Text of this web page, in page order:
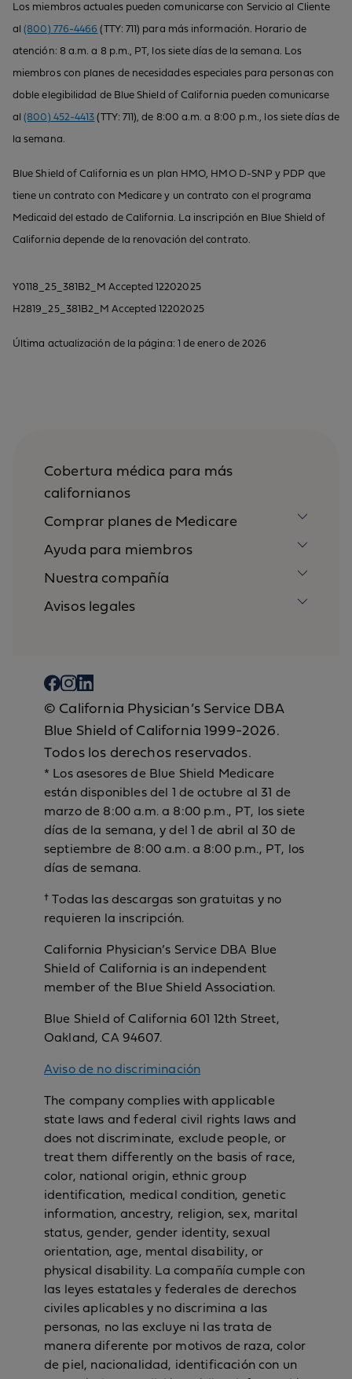
Los miembros actuales pueden comunicarse con Servicio al Cliente
al(800) 776-4466 (TTY: 711) para más información. Horario de
atención: 8 a.m. a 8 p.m., PT, los siete días de la semana. Los
miembros con planes de necesidades especiales para personas con
doble elegibilidad de Blue Shield of California pueden comunicarse
al(800) 452-4413 (TTY: 711), de 8:00 a.m. a 8:00 p.m., los siete días de
la semana.
Blue Shield of California es un plan HMO, HMO D-SNP y PDP que
tiene un contrato con Medicare y un contrato con el programa
Medicaid del estado de California. La inscripción en Blue Shield of
California depende de la renovación del contrato.
Y0118_25_381B2_M Accepted 12202025
H2819_25_381B2_M Accepted 12202025
Última actualización de la página: 1 de enero de 2026
Cobertura médica para más
californianos
Comprar planes de Medicare
Ayuda para miembros
Nuestra compañía
Avisos legales
© California Physician’s Service DBA
Blue Shield of California 1999-2026.
Todos los derechos reservados.
* Los asesores de Blue Shield Medicare
están disponibles del 1 de octubre al 31 de
marzo de 8:00 a.m. a 8:00 p.m., PT, los siete
días de la semana, y del 1 de abril al 30 de
septiembre de 8:00 a.m. a 8:00 p.m., PT, los
días de semana.
† Todas las descargas son gratuitas y no
requieren la inscripción.
California Physician’s Service DBA Blue
Shield of California is an independent
member of the Blue Shield Association.
Blue Shield of California 601 12th Street,
Oakland, CA 94607.
Aviso de no discriminación
The company complies with applicable
state laws and federal civil rights laws and
does not discriminate, exclude people, or
treat them differently on the basis of race,
color, national origin, ethnic group
identification, medical condition, genetic
information, ancestry, religion, sex, marital
status, gender, gender identity, sexual
orientation, age, mental disability, or
physical disability. La compañía cumple con
las leyes estatales y federales de derechos
civiles aplicables y no discrimina a las
personas, no las excluye ni las trata de
manera diferente por motivos de raza, color
de piel, nacionalidad, identificación con un